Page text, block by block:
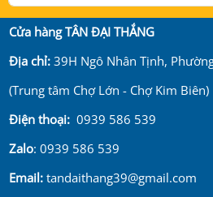
Cửa hàng TÂN ĐẠI THẮNG
Địa chỉ:39H Ngô Nhân Tịnh,
(Trung tâm Chợ Lớn - Chợ Kim Biên)
Điện thoại: 0939 586 539
Zalo: 0939 586 539
Email:tandaithang39@gmail.com